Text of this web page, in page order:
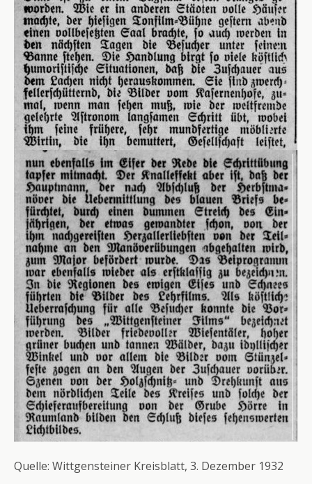
Quelle: Wittgensteiner Kreisblatt, 3. Dezember 1932